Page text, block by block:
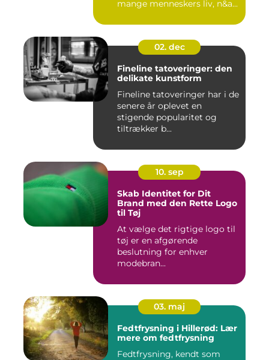
mange menneskers liv, n&a...
02. dec
Fineline tatoveringer: den
delikate kunstform
Fineline tatoveringer har i de
senere år oplevet en
stigende popularitet og
tiltrækker b...
10. sep
Skab Identitet for Dit
Brand med den Rette Logo
til Tøj
At vælge det rigtige logo til
tøj er en afgørende
beslutning for enhver
modebran...
03. maj
Fedtfrysning i Hillerød: Lær
mere om fedtfrysning
Fedtfrysning, kendt som